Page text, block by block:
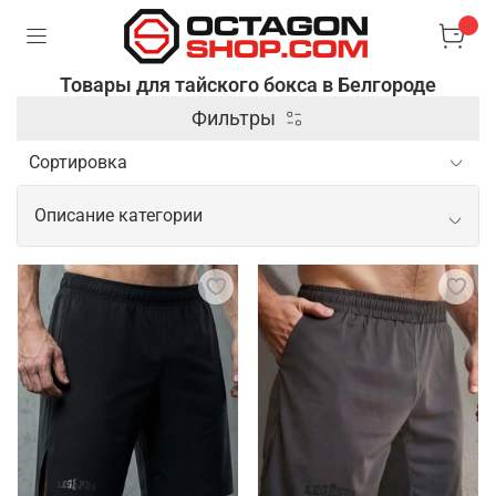
Товары для тайского бокса в Белгороде
Фильтры
Описание категории
Профессиональные товары для
тайского бокса
Для тайского бокса необходима
специализированная экипировка, которая
обеспечивает защиту и комфорт во время
спаррингов и тренировок. Основными элементами
являются боксерские перчатки, бинты для рук и
шорты, выполненные из легких и дышащих